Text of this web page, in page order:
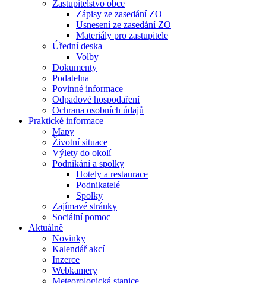
Zastupitelstvo obce
Zápisy ze zasedání ZO
Usnesení ze zasedání ZO
Materiály pro zastupitele
Úřední deska
Volby
Dokumenty
Podatelna
Povinné informace
Odpadové hospodaření
Ochrana osobních údajů
Praktické informace
Mapy
Životní situace
Výlety do okolí
Podnikání a spolky
Hotely a restaurace
Podnikatelé
Spolky
Zajímavé stránky
Sociální pomoc
Aktuálně
Novinky
Kalendář akcí
Inzerce
Webkamery
Meteorologická stanice